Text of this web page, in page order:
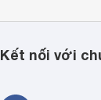
Kết nối với